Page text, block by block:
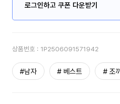
로그인하고 쿠폰 다운받기
상품번호 : 1P2506091571942
#남자 # 베스트 # 조끼